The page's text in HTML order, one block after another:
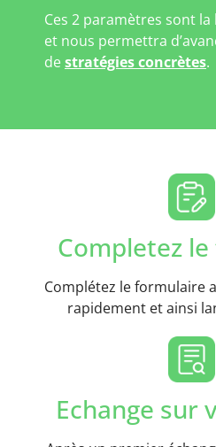
Ces 2 paramètres sont
et nous permettra
destratégies concrètes.
Completez
Complétez le formulaire
rapidement et ainsi
Echange sur